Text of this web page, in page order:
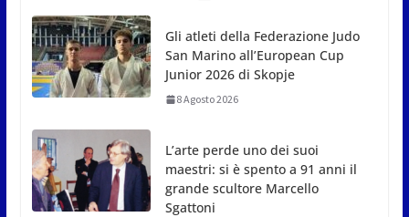
Gli atleti della Federazione Judo
San Marino all’European Cup
Junior 2026 di Skopje
8 Agosto 2026
L’arte perde uno dei suoi
maestri: si è spento a 91 anni il
grande scultore Marcello
Sgattoni